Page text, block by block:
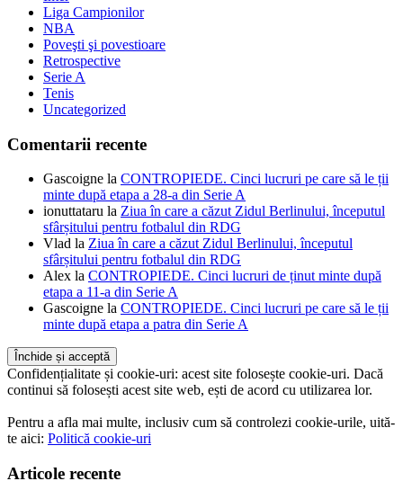
Liga Campionilor
NBA
Poveşti şi povestioare
Retrospective
Serie A
Tenis
Uncategorized
Comentarii recente
Gascoigne la CONTROPIEDE. Cinci lucruri pe care să le ții
minte după etapa a 28-a din Serie A
ionuttataru la Ziua în care a căzut Zidul Berlinului, începutul
sfârșitului pentru fotbalul din RDG
Vlad la Ziua în care a căzut Zidul Berlinului, începutul
sfârșitului pentru fotbalul din RDG
Alex la CONTROPIEDE. Cinci lucruri de ținut minte după
etapa a 11-a din Serie A
Gascoigne la CONTROPIEDE. Cinci lucruri pe care să le ții
minte după etapa a patra din Serie A
Confidențialitate și cookie-uri: acest site folosește cookie-uri. Dacă
continui să folosești acest site web, ești de acord cu utilizarea lor.
Pentru a afla mai multe, inclusiv cum să controlezi cookie-urile, uită-
te aici: Politică cookie-uri
Articole recente